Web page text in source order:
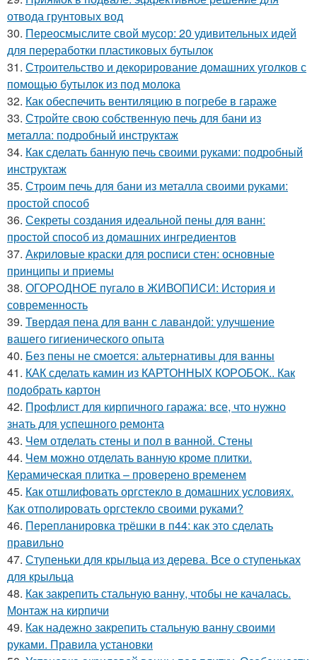
отвода грунтовых вод
30. Переосмыслите свой мусор: 20 удивительных идей
для переработки пластиковых бутылок
31. Строительство и декорирование домашних уголков с
помощью бутылок из под молока
32. Как обеспечить вентиляцию в погребе в гараже
33. Стройте свою собственную печь для бани из
металла: подробный инструктаж
34. Как сделать банную печь своими руками: подробный
инструктаж
35. Строим печь для бани из металла своими руками:
простой способ
36. Секреты создания идеальной пены для ванн:
простой способ из домашних ингредиентов
37. Акриловые краски для росписи стен: основные
принципы и приемы
38. ОГОРОДНОЕ пугало в ЖИВОПИСИ: История и
современность
39. Твердая пена для ванн с лавандой: улучшение
вашего гигиенического опыта
40. Без пены не смоется: альтернативы для ванны
41. КАК сделать камин из КАРТОННЫХ КОРОБОК.. Как
подобрать картон
42. Профлист для кирпичного гаража: все, что нужно
знать для успешного ремонта
43. Чем отделать стены и пол в ванной. Стены
44. Чем можно отделать ванную кроме плитки.
Керамическая плитка – проверено временем
45. Как отшлифовать оргстекло в домашних условиях.
Как отполировать оргстекло своими руками?
46. Перепланировка трёшки в п44: как это сделать
правильно
47. Ступеньки для крыльца из дерева. Все о ступеньках
для крыльца
48. Как закрепить стальную ванну, чтобы не качалась.
Монтаж на кирпичи
49. Как надежно закрепить стальную ванну своими
руками. Правила установки